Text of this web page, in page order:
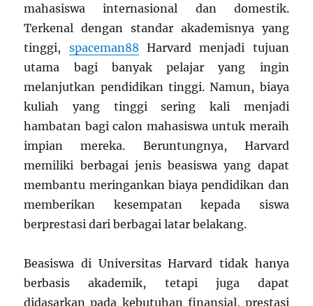
mahasiswa internasional dan domestik.
Terkenal dengan standar akademisnya yang
tinggi, spaceman88 Harvard menjadi tujuan
utama bagi banyak pelajar yang ingin
melanjutkan pendidikan tinggi. Namun, biaya
kuliah yang tinggi sering kali menjadi
hambatan bagi calon mahasiswa untuk meraih
impian mereka. Beruntungnya, Harvard
memiliki berbagai jenis beasiswa yang dapat
membantu meringankan biaya pendidikan dan
memberikan kesempatan kepada siswa
berprestasi dari berbagai latar belakang.
Beasiswa di Universitas Harvard tidak hanya
berbasis akademik, tetapi juga dapat
didasarkan pada kebutuhan finansial, prestasi